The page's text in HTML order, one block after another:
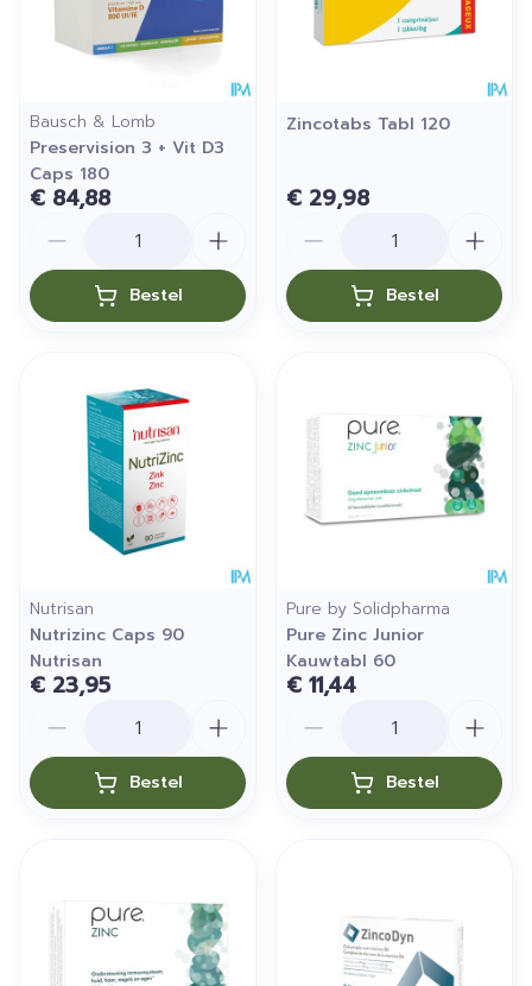
Bausch & Lomb
Preservision 3 + Vit D3
Caps 180
€ 84,88
Bestel
Zincotabs Tabl 120
€ 29,98
Bestel
Nutrisan
Nutrizinc Caps 90
Nutrisan
€ 23,95
Bestel
Pure by Solidpharma
Pure Zinc Junior
Kauwtabl 60
€ 11,44
Bestel